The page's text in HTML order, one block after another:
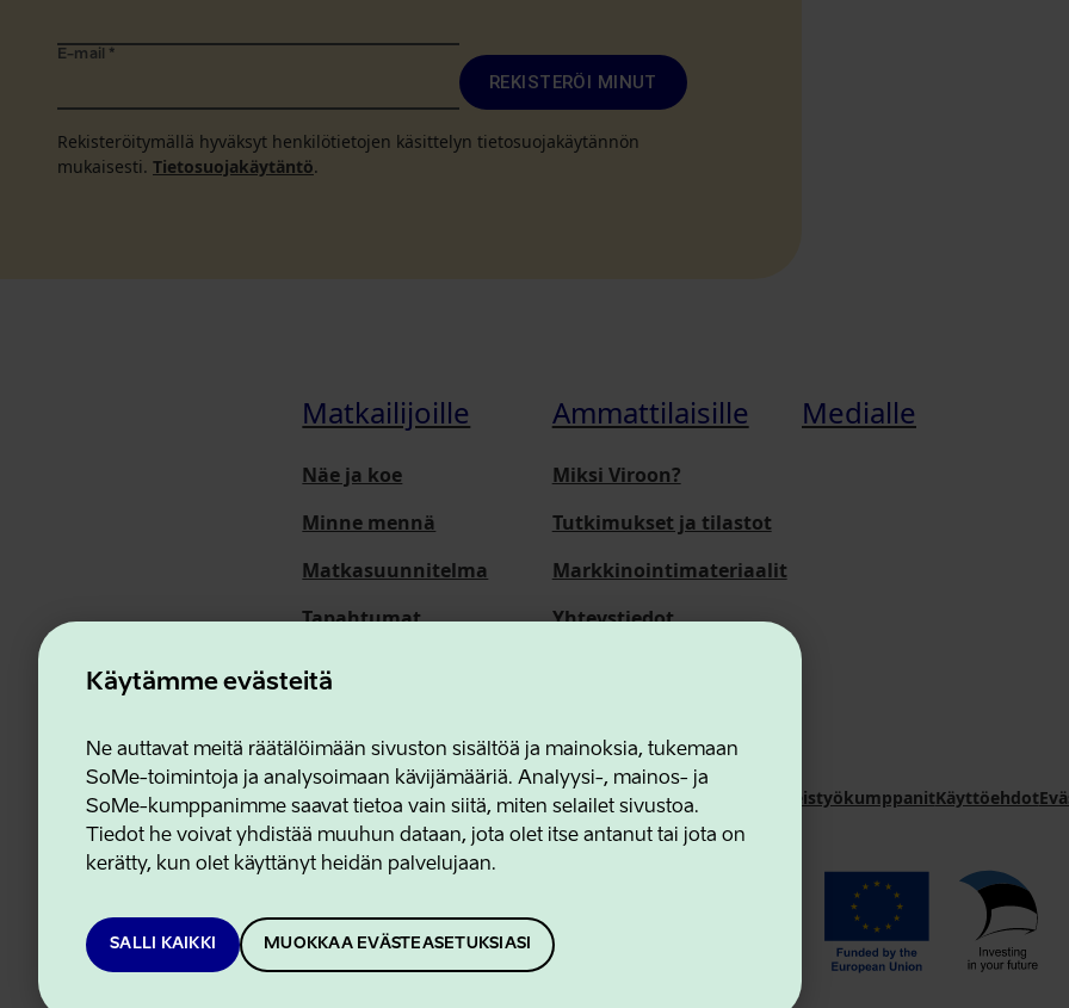
Käytämme evästeitä
Ne auttavat meitä räätälöimään sivuston sisältöä ja mainoksia, tukemaan
SoMe-toimintoja ja analysoimaan kävijämääriä. Analyysi-, mainos- ja
SoMe-kumppanimme saavat tietoa vain siitä, miten selailet sivustoa.
Tiedot he voivat yhdistää muuhun dataan, jota olet itse antanut tai jota on
kerätty, kun olet käyttänyt heidän palvelujaan.
SALLI KAIKKI MUOKKAA EVÄSTEASETUKSIASI
E-mail *
REKISTERÖI MINUT
Rekisteröitymällä hyväksyt henkilötietojen käsittelyn tietosuojakäytännön
mukaisesti. Tietosuojakäytäntö.
Matkailijoille
Näe ja koe
Minne mennä
Matkasuunnitelma
Tapahtumat
Meistä
Ammattilaisille
Miksi Viroon?
Tutkimukset ja tilastot
Markkinointimateriaalit
Yhteystiedot
Medialle
Estonian Business and Innovation AgencyYhteystiedot YhteistyökumppanitKäyttöehdot